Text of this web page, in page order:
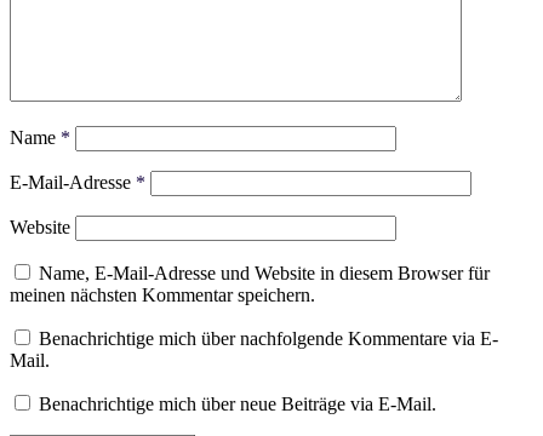
Name *
E-Mail-Adresse *
Website
Name, E-Mail-Adresse und Website in diesem Browser für
meinen nächsten Kommentar speichern.
Benachrichtige mich über nachfolgende Kommentare via E-
Mail.
Benachrichtige mich über neue Beiträge via E-Mail.